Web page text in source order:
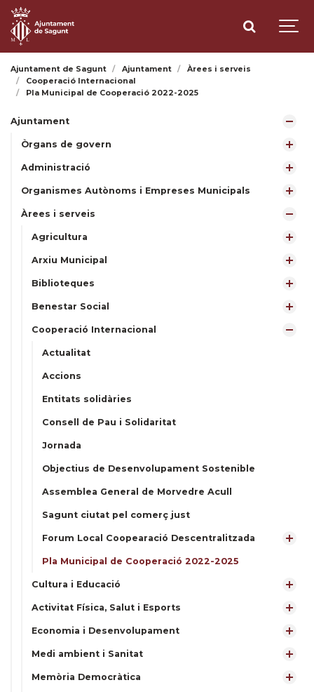
Ajuntament de Sagunt Ajuntament
Àrees i serveis
Cooperació Internacional
Pla Municipal de Cooperació 2022-2025
Ajuntament
Òrgans de govern
Administració
Organismes Autònoms i Empreses Municipals
Àrees i serveis
Agricultura
Arxiu Municipal
Biblioteques
Benestar Social
Cooperació Internacional
Actualitat
Accions
Entitats solidàries
Consell de Pau i Solidaritat
Jornada
Objectius de Desenvolupament Sostenible
Assemblea General de Morvedre Acull
Sagunt ciutat pel comerç just
Forum Local Coopearació Descentralitzada
Pla Municipal de Cooperació 2022-2025
Cultura i Educació
Activitat Física, Salut i Esports
Economia i Desenvolupament
Medi ambient i Sanitat
Memòria Democràtica